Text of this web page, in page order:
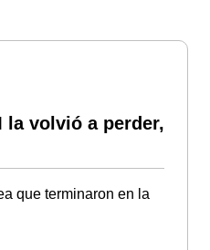
la volvió a perder,
que terminaron en la